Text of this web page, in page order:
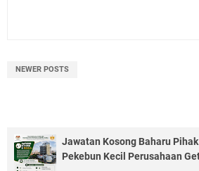
NEWER POSTS
Jawatan Kosong Baharu
Pekebun Kecil Perusahaan